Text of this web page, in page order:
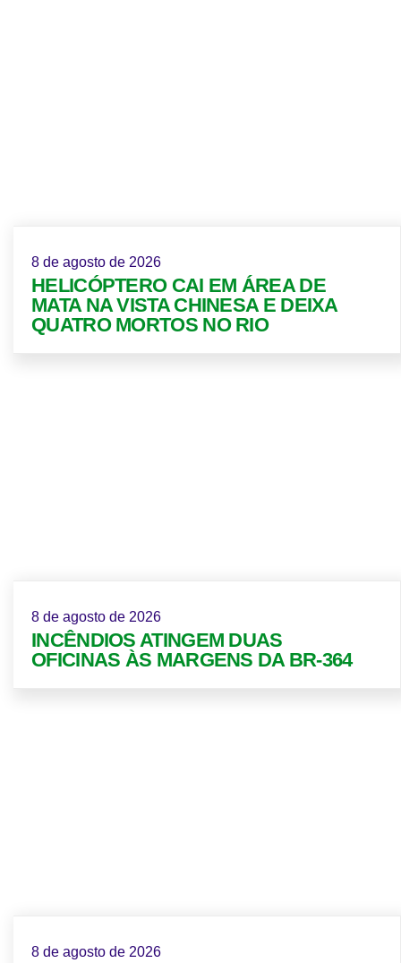
8 de agosto de 2026
HELICÓPTERO CAI EM ÁREA DE
MATA NA VISTA CHINESA E DEIXA
QUATRO MORTOS NO RIO
8 de agosto de 2026
INCÊNDIOS ATINGEM DUAS
OFICINAS ÀS MARGENS DA BR-364
8 de agosto de 2026